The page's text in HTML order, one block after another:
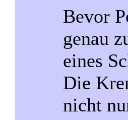
Bevor
genau
eines
Die
nicht